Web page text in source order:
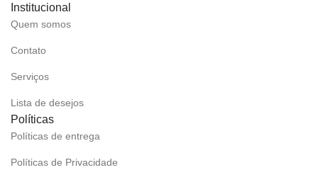
Institucional
Quem somos
Contato
Serviços
Lista de desejos
Políticas
Políticas de entrega
Políticas de Privacidade